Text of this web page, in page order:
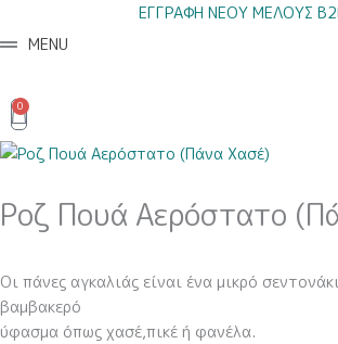
στο
ΕΓΓΡΑΦΗ ΝΕΟΥ ΜΕΛΟΥΣ
MENU
0
Cart
Ροζ Πουά Αερόστατο
Οι πάνες αγκαλιάς είναι ένα μικρό
βαμβακερό
ύφασμα όπως χασέ,πικέ ή φανέλα.